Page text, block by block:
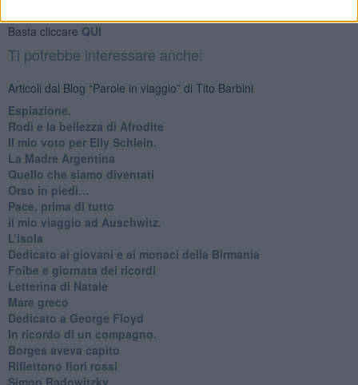
Basta cliccare QUI
Ti potrebbe interessare anche:
Articoli dal Blog “Parole in viaggio” di Tito Barbini
Espiazione.
Rodi e la bellezza di Afrodite
​Il mio voto per Elly Schlein.
​La Madre Argentina
Quello che siamo diventati
Orso in piedi…
​Pace, prima di tutto
​il mio viaggio ad Auschwitz.
​L’isola
Dedicato ai giovani e ai monaci della Birmania
​Foibe e giornata dei ricordi
Letterina di Natale
Mare greco
​Dedicato a George Floyd
​In ricordo di un compagno.
Borges aveva capito
Riflettono fiori rossi
Simon Radowitzky